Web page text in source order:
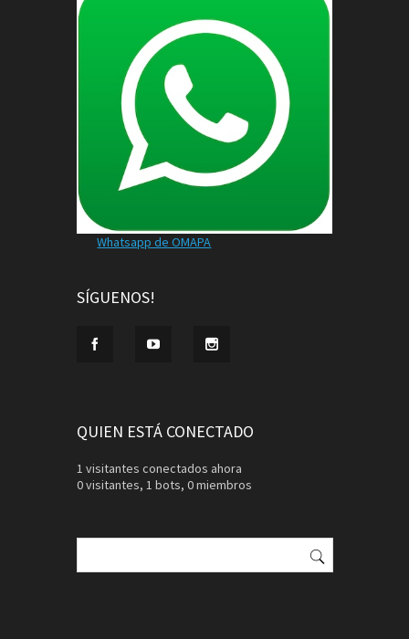
Whatsapp de OMAPA
SÍGUENOS!
QUIEN ESTÁ CONECTADO
1 visitantes conectados ahora
0 visitantes, 1 bots, 0 miembros
Buscar: